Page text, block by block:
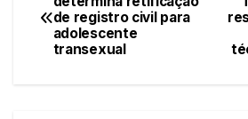
de
de registro civil para
adolescente
transexual